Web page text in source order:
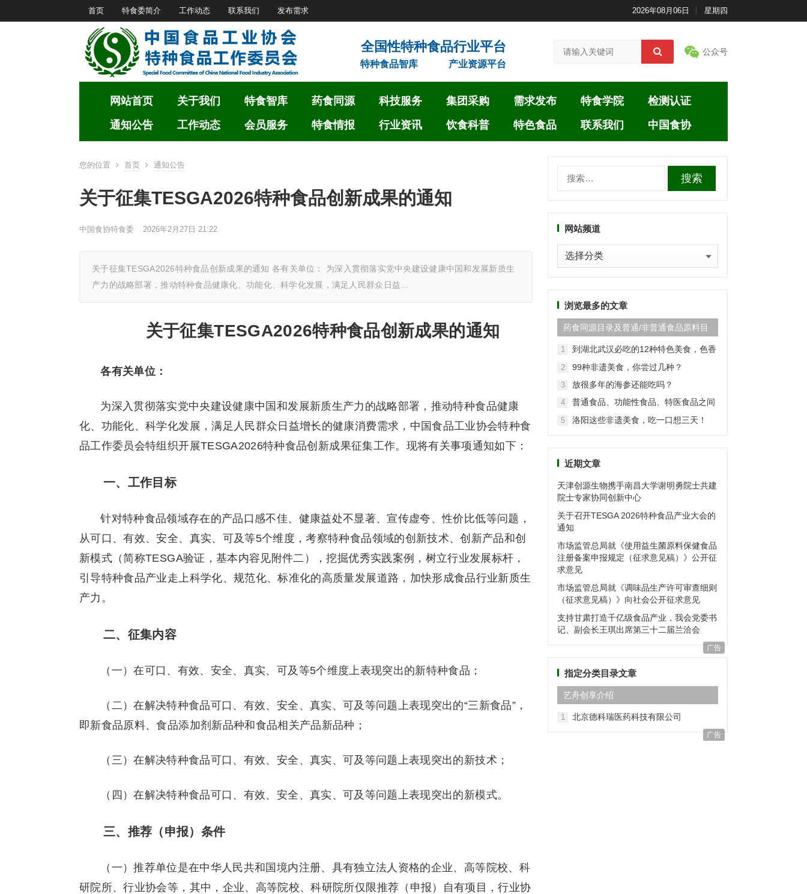
首页 特食委简介 工作动态 联系我们 发布需求 2026年08月06日 星期四
特种食品智库 产业资源平台
公众号
网站首页 关于我们 特食智库 药食同源 科技服务 集团采购 需求发布 特食学院
检测认证
通知公告
工作动态 会员服务 特食情报 行业资讯 饮食科普 特色食品 联系我们 中国食协
您的位置 首页 通知公告
关于征集TESGA2026特种食品创新成果的通知
中国食协特食委 2026年2月27日 21:22
关于征集TESGA2026特种食品创新成果的通知 各有关单位： 为深入贯彻落实党中央建设健康中国和发展新质生
产力的战略部署，推动特种食品健康化、功能化、科学化发展，满足人民群众日益…
关于征集TESGA2026特种食品创新成果的通知
各有关单位：
为深入贯彻落实党中央建设健康中国和发展新质生产力的战略部署，推动特种食品健康
化、功能化、科学化发展，满足人民群众日益增长的健康消费需求，中国食品工业协会特种食
品工作委员会特组织开展TESGA2026特种食品创新成果征集工作。现将有关事项通知如下：
一、工作目标
针对特种食品领域存在的产品口感不佳、健康益处不显著、宣传虚夸、性价比低等问题，
从可口、有效、安全、真实、可及等5个维度，考察特种食品领域的创新技术、创新产品和创
新模式（简称TESGA验证，基本内容见附件二），挖掘优秀实践案例，树立行业发展标杆，
引导特种食品产业走上科学化、规范化、标准化的高质量发展道路，加快形成食品行业新质生
产力。
二、征集内容
（一）在可口、有效、安全、真实、可及等5个维度上表现突出的新特种食品；
（二）在解决特种食品可口、有效、安全、真实、可及等问题上表现突出的“三新食品”，
即新食品原料、食品添加剂新品种和食品相关产品新品种；
（三）在解决特种食品可口、有效、安全、真实、可及等问题上表现突出的新技术；
（四）在解决特种食品可口、有效、安全、真实、可及等问题上表现突出的新模式。
三、推荐（申报）条件
（一）推荐单位是在中华人民共和国境内注册、具有独立法人资格的企业、高等院校、科
研院所、行业协会等，其中，企业、高等院校、科研院所仅限推荐（申报）自有项目，行业协
网站频道
网
站
道浏览最多的文章
药食同源目录及普通/非普通食品原料目
录(2024最新版)
1
到湖北武汉必吃的12种特色美食，色香
2 99种非遗美食，你尝过几种？
3 放很多年的海参还能吃吗？
4
普通食品、功能性食品、特医食品之间
5 洛阳这些非遗美食，吃一口想三天！
近期文章
天津创源生物携手南昌大学谢明勇院士共建
院士专家协同创新中心
关于召开TESGA 2026特种食品产业大会的
通知
市场监管总局就《使用益生菌原料保健食品
注册备案申报规定（征求意见稿）》公开征
求意见
市场监管总局就《调味品生产许可审查细则
（征求意见稿）》向社会公开征求意见
支持甘肃打造千亿级食品产业，我会党委书
记、副会长王琪出席第三十二届兰洽会
广告
指定分类目录文章
艺⾈创享介绍
1 北京德科瑞医药科技有限公司
广告